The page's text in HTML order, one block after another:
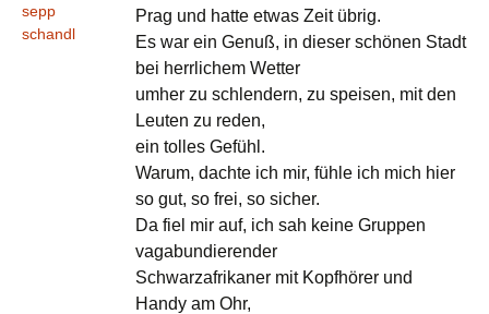
sepp
schandl
Prag und hatte etwas Zeit übrig.
Es war ein Genuß, in dieser schönen Stadt
bei herrlichem Wetter
umher zu schlendern, zu speisen, mit den
Leuten zu reden,
ein tolles Gefühl.
Warum, dachte ich mir, fühle ich mich hier
so gut, so frei, so sicher.
Da fiel mir auf, ich sah keine Gruppen
vagabundierender
Schwarzafrikaner mit Kopfhörer und
Handy am Ohr,